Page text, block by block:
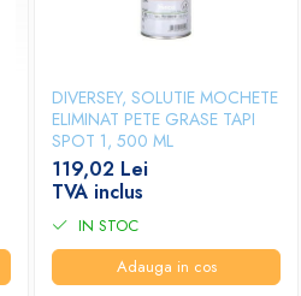
DIVERSEY, SOLUTIE MOCHETE
ELIMINAT PETE GRASE TAPI
SPOT 1, 500 ML
119,02 Lei
TVA inclus
IN STOC
Adauga in cos